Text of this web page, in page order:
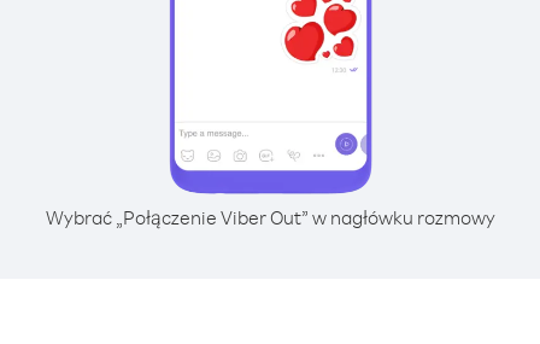
Wybrać „Połączenie Viber Out” w nagłówku rozmowy